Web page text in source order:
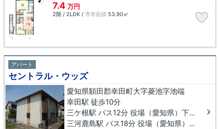
7.4 万円
2階 / 2LDK / 専有面積 53.90㎡
アパート
セントラル・ウッズ
愛知県額田郡幸田町大字菱池字池端
幸田駅 徒歩10分
三ケ根駅 バス12分 役場（愛知県）下車 徒歩7分
三河鹿島駅 バス18分 役場（愛知県）下車 徒歩7分